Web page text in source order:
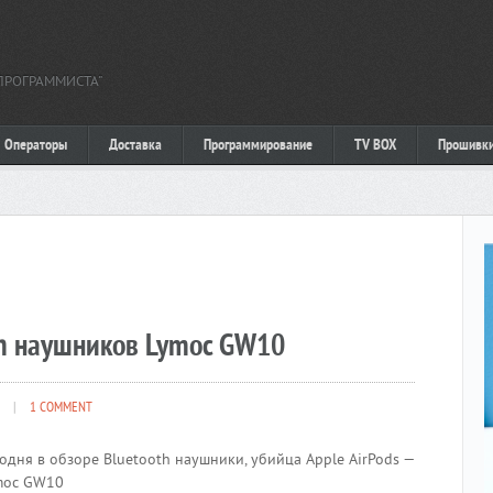
Операторы Доставка Программирование TV BOX
Lymoc GW10
1 COMMENT
в обзоре Bluetooth наушники, убийца Apple AirPods —
GW10